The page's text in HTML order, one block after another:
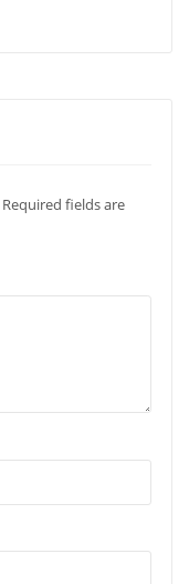
Required fields are